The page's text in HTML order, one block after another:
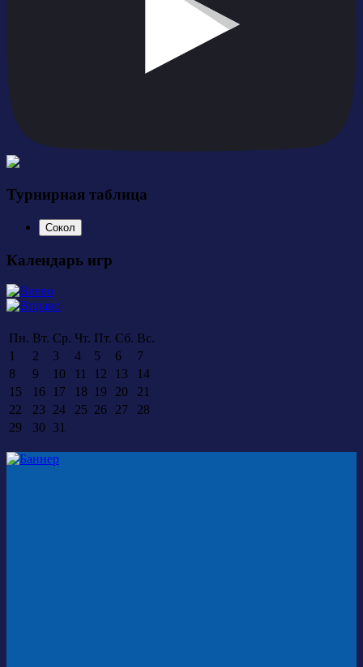
Турнирная таблица
Сокол
Календарь игр
Пн. Вт. Ср. Чт. Пт. Сб. Вс.
1
2 3 4 5 6
7
8
9 10 11 12 13
14
15
16 17 18 19 20
21
22
23 24 25 26 27
28
29
30 31